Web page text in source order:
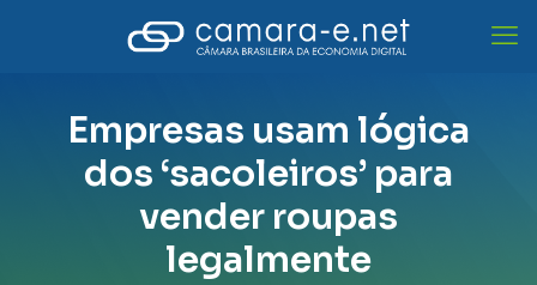
Empresas usam lógica
dos ‘sacoleiros’ para
vender roupas
legalmente